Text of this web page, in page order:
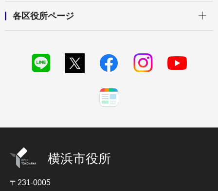
各区役所ページ
横浜市役所
〒231-0005